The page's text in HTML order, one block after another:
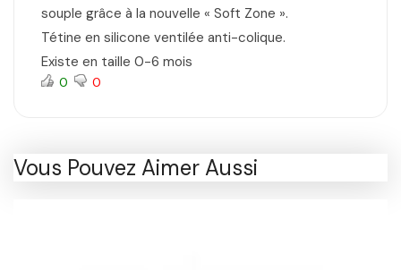
souple grâce à la nouvelle « Soft Zone ».
Tétine en silicone ventilée anti-colique.
Existe en taille 0-6 mois
0 0
Vous Pouvez Aimer Aussi